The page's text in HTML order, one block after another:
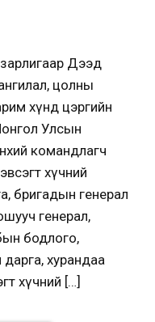
зарлигаар Дээд
цолны
хүнд цэргийн
Улсын
командлагч
хүчний
бригадын генерал
генерал,
бодлого,
дарга, хурандаа
хүчний […]